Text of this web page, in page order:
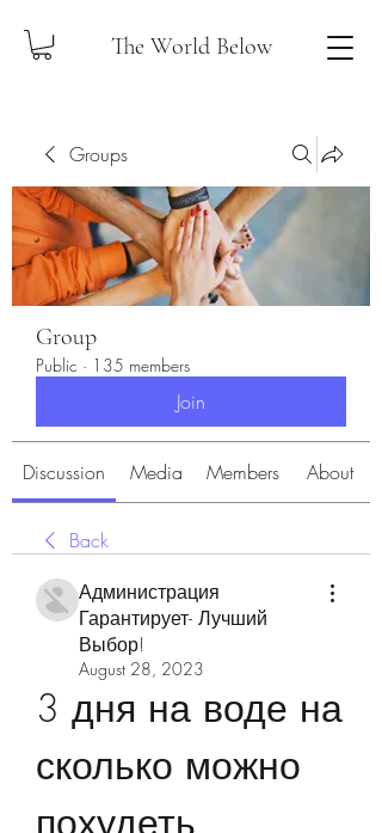
The World Below
Groups
Group
Public · 135 members
Join
Discussion Media Members About
Back
Администрация
Гарантирует- Лучший
Выбор!
August 28, 2023
3 дня на воде на
сколько можно